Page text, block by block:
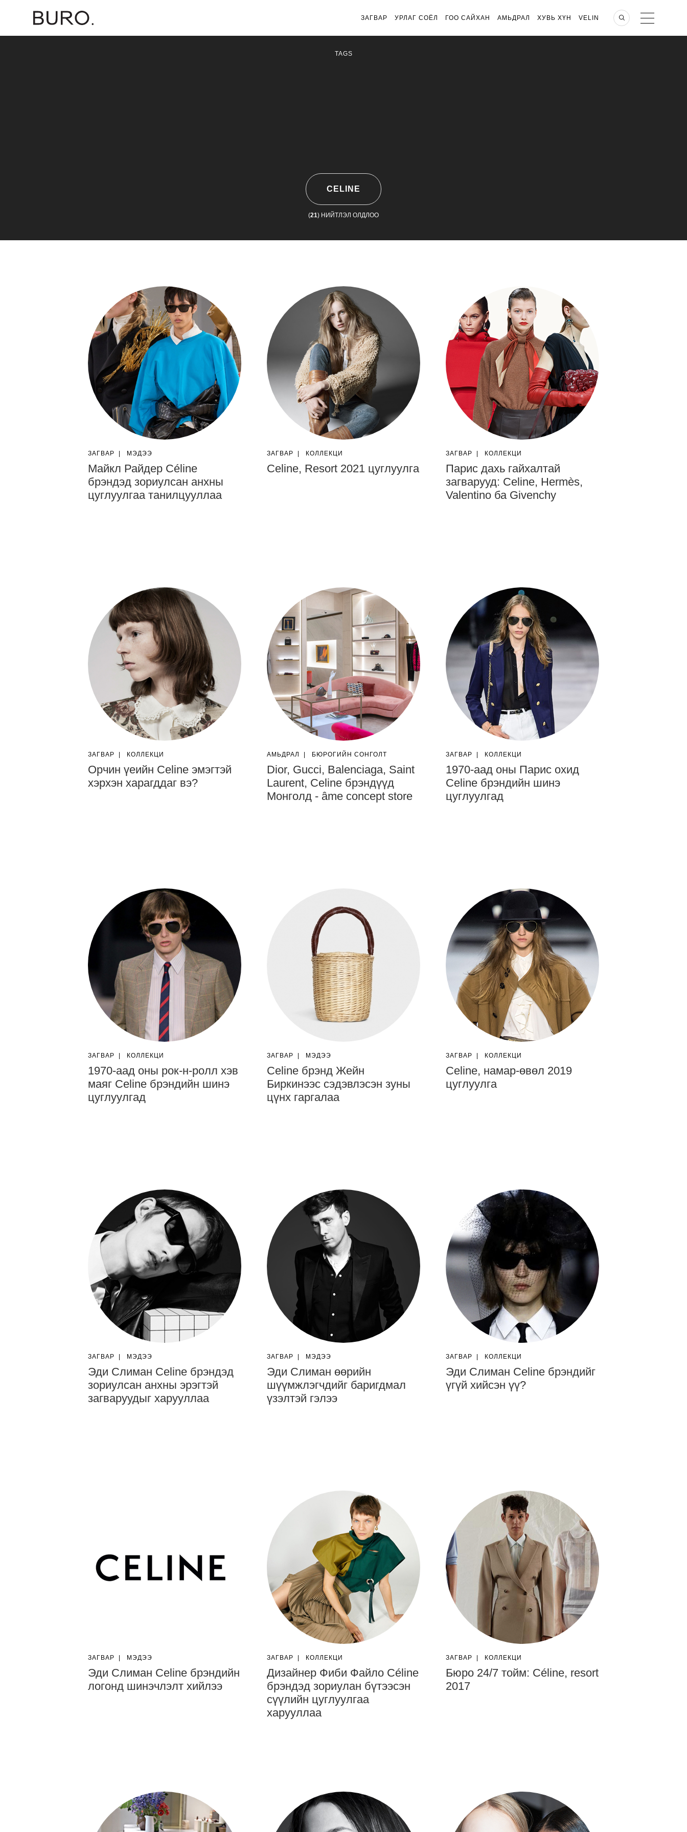
ЗАГВАР УРЛАГ СОЁЛ ГОО САЙХАН АМЬДРАЛ ХУВЬ ХҮН VELIN
TAGS
CELINE
(21) НИЙТЛЭЛ ОЛДЛОО
ЗАГВАР МЭДЭЭ
Майкл Райдер Céline
брэндэд зориулсан анхны
цуглуулгаа танилцууллаа
ЗАГВАР КОЛЛЕКЦИ
Celine, Resort 2021 цуглуулга
ЗАГВАР КОЛЛЕКЦИ
Парис дахь гайхалтай
загварууд: Celine, Hermès,
Valentino ба Givenchy
ЗАГВАР КОЛЛЕКЦИ
Орчин үеийн Celine эмэгтэй
хэрхэн харагддаг вэ?
АМЬДРАЛ БЮРОГИЙН СОНГОЛТ
Dior, Gucci, Balenciaga, Saint
Laurent, Celine брэндүүд
Монголд - âme concept store
ЗАГВАР КОЛЛЕКЦИ
1970-аад оны Парис охид
Celine брэндийн шинэ
цуглуулгад
ЗАГВАР КОЛЛЕКЦИ
1970-аад оны рок-н-ролл хэв
маяг Celine брэндийн шинэ
цуглуулгад
ЗАГВАР МЭДЭЭ
Celine брэнд Жейн
Биркинээс сэдэвлэсэн зуны
цүнх гаргалаа
ЗАГВАР КОЛЛЕКЦИ
Celine, намар-өвөл 2019
цуглуулга
ЗАГВАР МЭДЭЭ
Эди Слиман Celine брэндэд
зориулcан анхны эрэгтэй
загваруудыг харууллаа
ЗАГВАР МЭДЭЭ
Эди Слиман өөрийн
шүүмжлэгчдийг баригдмал
үзэлтэй гэлээ
ЗАГВАР КОЛЛЕКЦИ
Эди Слиман Celine брэндийг
үгүй хийсэн үү?
ЗАГВАР МЭДЭЭ
Эди Слиман Celine брэндийн
логонд шинэчлэлт хийлээ
ЗАГВАР КОЛЛЕКЦИ
Дизайнер Фиби Файло Céline
брэндэд зориулан бүтээсэн
сүүлийн цуглуулгаа
харууллаа
ЗАГВАР КОЛЛЕКЦИ
Бюро 24/7 тойм: Céline, resort
2017